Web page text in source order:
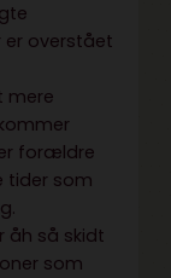
er overstået
mere
forældre
tider som
åh så skidt
som